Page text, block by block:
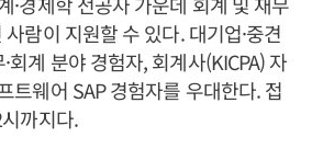
람이 지원할 수 있다. 대기업·중견
회계 분야 경험자, 회계사(KICPA) 자
트웨어 SAP 경험자를 우대한다. 접
까지다.